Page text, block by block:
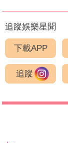
追蹤娛樂星聞
下載APP
追蹤